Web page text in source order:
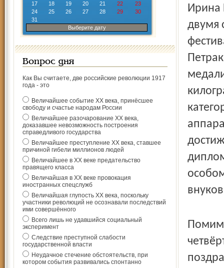
17
18 19 20 21 22
23
24
25 26 27 28 29
30
31
Выберите дату
Вопрос дня
Как Вы считаете, две российские революции 1917
года - это
Величайшее событие ХХ века, принёсшее
свободу и счастье народам России
Величайшее разочарование ХХ века,
доказавшее невозможность построения
справедливого государства
Величайшее преступление ХХ века, ставшее
причиной гибели миллионов людей
Величайшее в ХХ веке предательство
правящего класса
Величайшая в ХХ веке провокация
иностранных спецслужб
Величайшая глупость ХХ века, поскольку
участники революций не осознавали последствий
ими совершённого
Всего лишь не удавшийся социальный
эксперимент
Следствие преступной слабости
государственной власти
Неудачное стечение обстоятельств, при
котором события развивались спонтанно
Ирина
двумя